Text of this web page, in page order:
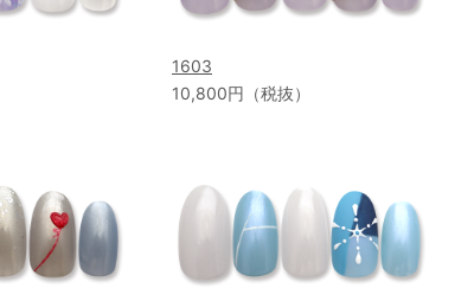
1603
10,800円（税抜）